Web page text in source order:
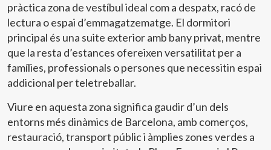
pràctica zona de vestíbul ideal com a despatx, racó de
lectura o espai d’emmagatzematge. El dormitori
principal és una suite exterior amb bany privat, mentre
que la resta d’estances ofereixen versatilitat per a
famílies, professionals o persones que necessitin espai
addicional per teletreballar.
Viure en aquesta zona significa gaudir d’un dels
entorns més dinàmics de Barcelona, amb comerços,
restauració, transport públic i àmplies zones verdes a